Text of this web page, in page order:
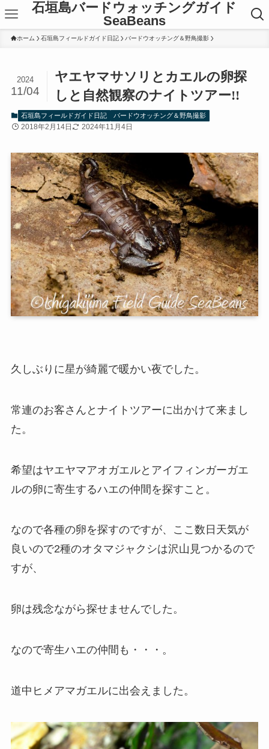
石垣島バードウォッチングガイド
SeaBeans
ホーム 石垣島フィールドガイド日記 バードウオッチング＆野鳥撮影
ヤエヤマサソリとカエルの卵探
しと自然観察のナイトツアー!!
2024
11/04
石垣島フィールドガイド日記 バードウオッチング＆野鳥撮影
2018年2月14日 2024年11月4日
久しぶりに星が綺麗で暖かい夜でした。
常連のお客さんとナイトツアーに出かけて来まし
た。
希望はヤエヤマアオガエルとアイフィンガーガエ
ルの卵に寄生するハエの仲間を探すこと。
なので各種の卵を探すのですが、ここ数日天気が
良いので2種のオタマジャクシは沢山見つかるので
すが、
卵は残念ながら探せませんでした。
なので寄生ハエの仲間も・・・。
道中ヒメアマガエルに出会えました。